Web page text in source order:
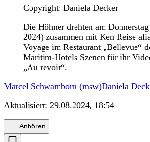
Copyright: Daniela Decker
Die Höhner drehten am
2024) zusammen mit Ken Reise
Voyage im Restaurant „Bellevue“
Maritim-Hotels Szenen für ihr
„Au revoir“.
Marcel Schwamborn (msw)Daniela
Aktualisiert: 29.08.2024, 18:54
Anhören